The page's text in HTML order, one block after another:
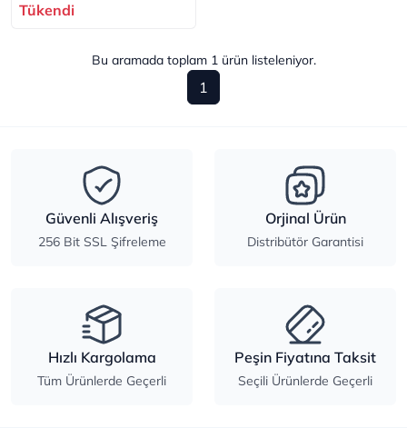
Tükendi
Bu aramada toplam 1ürün listeleniyor.
1
Güvenli Alışveriş
256 Bit SSL Şifreleme
Orjinal Ürün
Distribütör Garantisi
Hızlı Kargolama
Tüm Ürünlerde Geçerli
Peşin Fiyatına Taksit
Seçili Ürünlerde Geçerli